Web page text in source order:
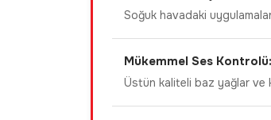
Soğuk havadaki
Mükemmel Ses Kontrolü:
Üstün kaliteli baz yağlar ve